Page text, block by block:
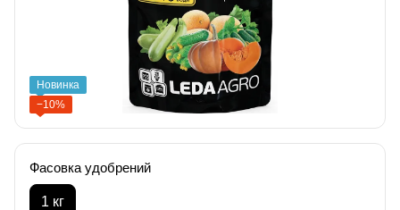
Новинка
−10%
Фасовка удобрений
1 кг